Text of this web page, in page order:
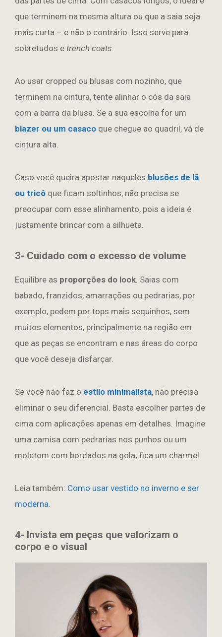
que terminem na mesma altura ou que a saia seja
mais curta – e não o contrário. Isso serve para
sobretudos e trench coats.
Ao usar cropped ou blusas com nozinho, que
terminem na cintura, tente alinhar o cós da saia
com a barra da blusa. Se a sua escolha for um
blazer ou um casaco que chegue ao quadril, vá de
cintura alta.
Caso você queira apostar naqueles blusões de lã
ou tricô que ficam soltinhos, não precisa se
preocupar com esse alinhamento, pois a ideia é
justamente brincar com a silhueta.
3- Cuidado com o excesso de volume
Equilibre as proporções do look. Saias com
babado, franzidos, amarrações ou pedrarias, por
exemplo, pedem por tops mais sequinhos, sem
muitos elementos, principalmente na região em
que as peças se encontram e nas áreas do corpo
que você deseja disfarçar.
Se você não faz o estilo minimalista, não precisa
eliminar o seu diferencial. Basta escolher partes de
cima com aplicações apenas em detalhes. Imagine
uma camisa com pedrarias nos punhos ou um
moletom com bordados na gola; fica um charme!
Leia também: Como usar vestido no inverno e ser
moderna.
4- Invista em peças que valorizam o
corpo e o visual